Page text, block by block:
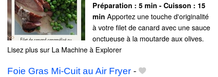
Préparation : 5 min - Cuisson : 15
min Apportez une touche d'originalité
à votre filet de canard avec une sauce
onctueuse à la moutarde aux olives.
Lisez plus sur La Machine à Explorer
Foie Gras Mi-Cuit au Air Fryer -